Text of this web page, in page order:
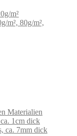
m²
m², 80g/m²,
Materialien
1cm dick
ca. 7mm dick